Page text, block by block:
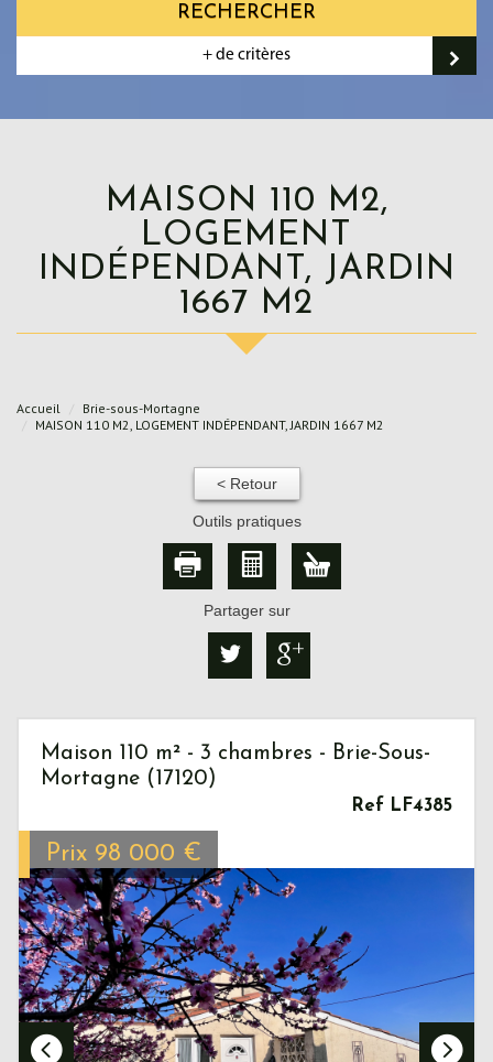
RECHERCHER
+ de critères
MAISON 110 M2,
LOGEMENT
INDÉPENDANT, JARDIN
1667 M2
Accueil
Brie-sous-Mortagne
MAISON 110 M2, LOGEMENT INDÉPENDANT, JARDIN 1667 M2
< Retour
Outils pratiques
Partager sur
Maison 110 m² - 3 chambres - Brie-Sous-
Mortagne (17120)
Ref LF4385
Prix 98 000 €